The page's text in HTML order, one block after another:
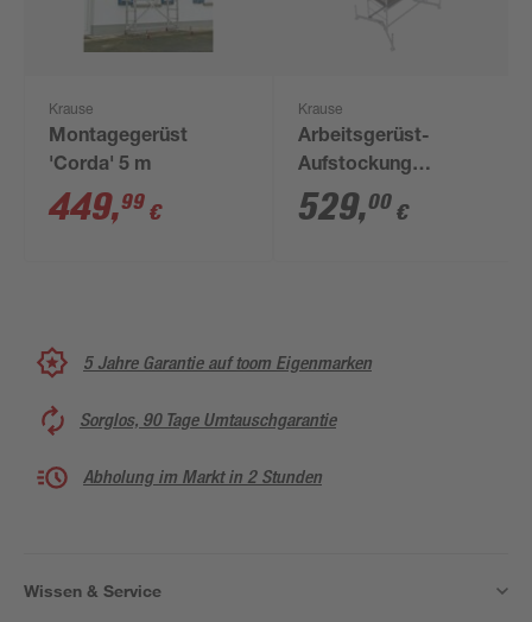
Krause
Montagegerüst
'Corda' 5 m
449,99 €
Krause
Arbeitsgerüst-
Aufstockung
'ClimTec'
529,00 €
5 Jahre Garantie auf toom Eigenmarken
Sorglos, 90 Tage Umtauschgarantie
Abholung im Markt in 2 Stunden
Wissen & Service